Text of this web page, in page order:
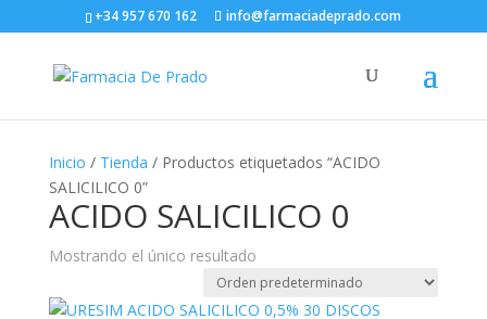
+34 957 670 162 info@farmaciadeprado.com
Inicio / Tienda / Productos etiquetados “ACIDO
SALICILICO 0”
ACIDO SALICILICO 0
Mostrando el único resultado